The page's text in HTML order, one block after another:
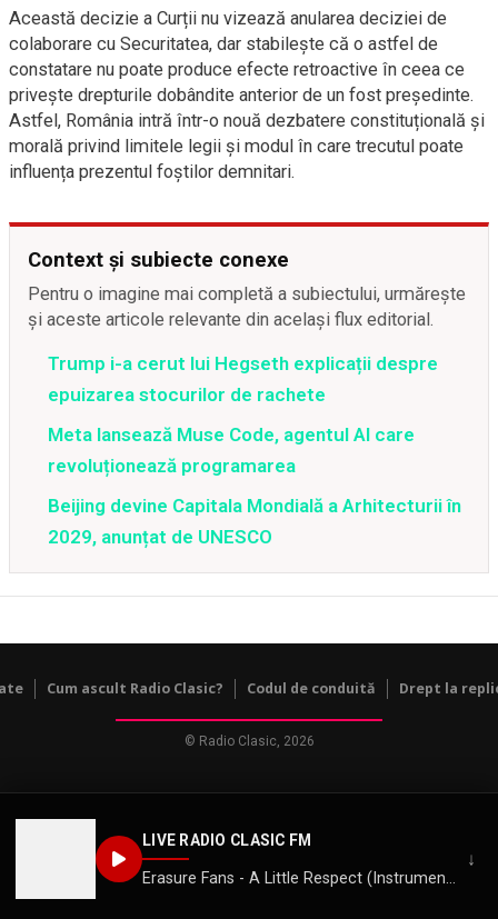
LIVE RADIO CLASIC FM
Erasure Fans - A Little Respect (Instrumental)
↓
Această decizie a Curții nu vizează anularea deciziei de
colaborare cu Securitatea, dar stabilește că o astfel de
constatare nu poate produce efecte retroactive în ceea ce
privește drepturile dobândite anterior de un fost președinte.
Astfel, România intră într-o nouă dezbatere constituțională și
morală privind limitele legii și modul în care trecutul poate
influența prezentul foștilor demnitari.
Context și subiecte conexe
Pentru o imagine mai completă a subiectului, urmărește
și aceste articole relevante din același flux editorial.
Trump i-a cerut lui Hegseth explicații despre
epuizarea stocurilor de rachete
Meta lansează Muse Code, agentul AI care
revoluționează programarea
Beijing devine Capitala Mondială a Arhitecturii în
2029, anunțat de UNESCO
Cum ascult Radio Clasic? Codul de conduită Drept la
© Radio Clasic, 2026